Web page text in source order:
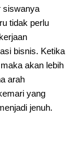
siswanya
tidak perlu
bisnis. Ketika
akan lebih
arah
yang
jenuh.